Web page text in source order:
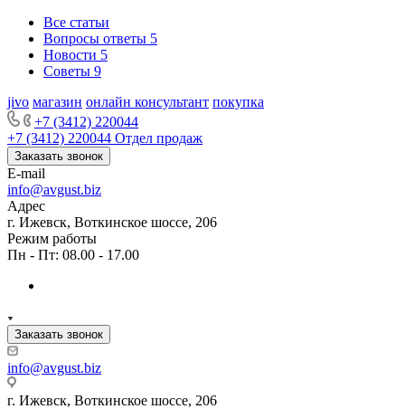
Все статьи
Вопросы ответы 5
Новости 5
Советы 9
jivo магазин онлайн консультант покупка
+7 (3412) 220044
+7 (3412) 220044 Отдел продаж
Заказать звонок
E-mail
info@avgust.biz
Адрес
г. Ижевск, Воткинское шоссе, 206
Режим работы
Пн - Пт: 08.00 - 17.00
Заказать звонок
info@avgust.biz
г. Ижевск, Воткинское шоссе, 206